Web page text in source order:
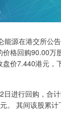
能源在港交所公
格回购90.00万
价7.440港元，
进行回购，合
。 其间该股累